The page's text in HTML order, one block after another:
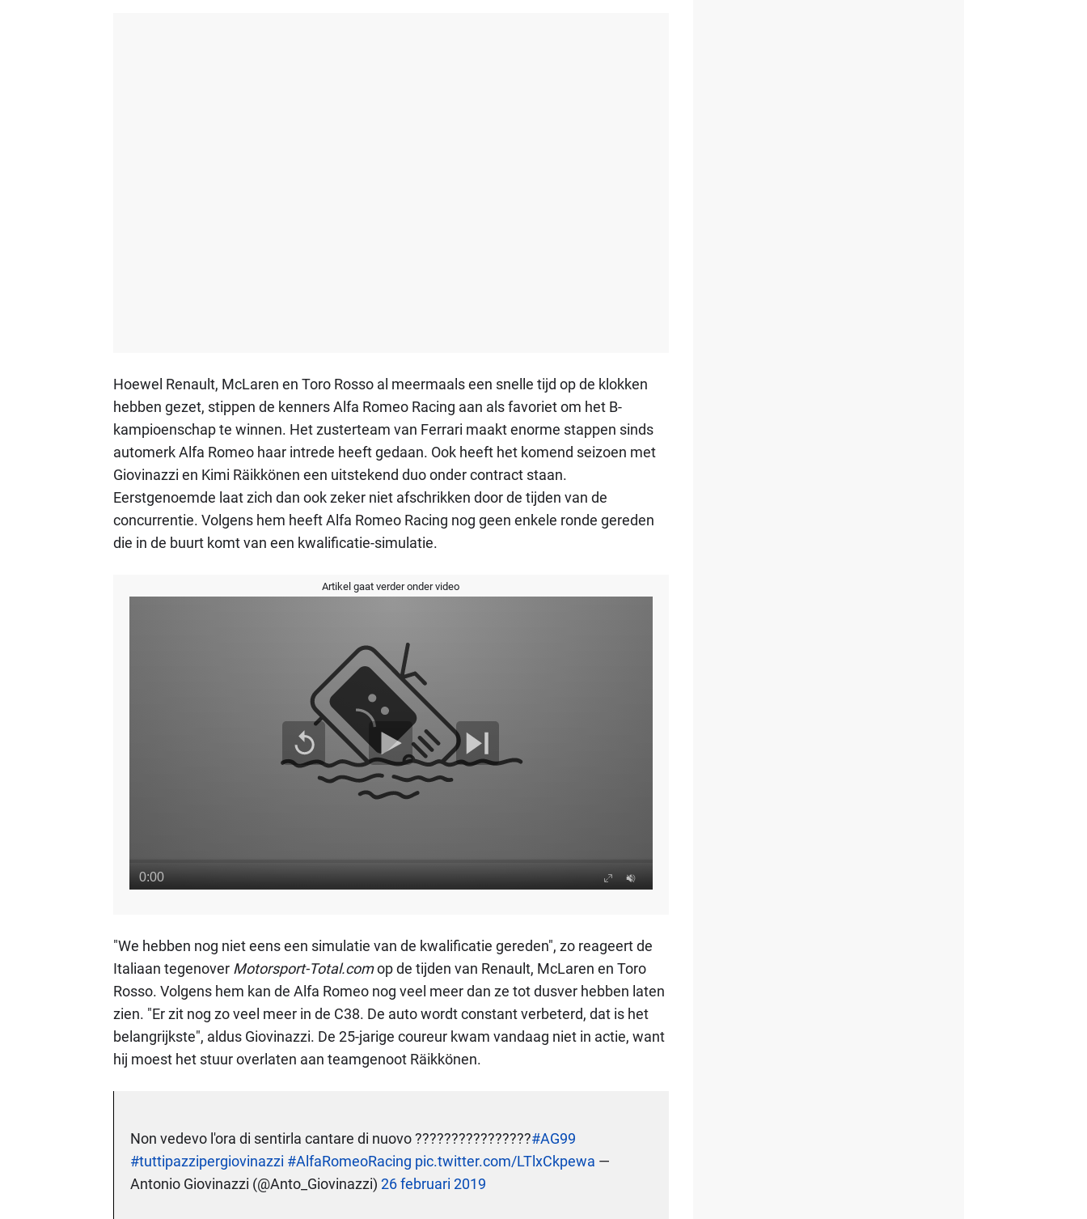
Hoewel Renault, McLaren en Toro Rosso al meermaals een snelle tijd op de klokken
hebben gezet, stippen de kenners Alfa Romeo Racing aan als favoriet om het B-
kampioenschap te winnen. Het zusterteam van Ferrari maakt enorme stappen sinds
automerk Alfa Romeo haar intrede heeft gedaan. Ook heeft het komend seizoen met
Giovinazzi en Kimi Räikkönen een uitstekend duo onder contract staan.
Eerstgenoemde laat zich dan ook zeker niet afschrikken door de tijden van de
concurrentie. Volgens hem heeft Alfa Romeo Racing nog geen enkele ronde gereden
die in de buurt komt van een kwalificatie-simulatie.
Artikel gaat verder onder video
"We hebben nog niet eens een simulatie van de kwalificatie gereden", zo reageert de
Italiaan tegenover Motorsport-Total.comop de tijden van Renault, McLaren en Toro
Rosso. Volgens hem kan de Alfa Romeo nog veel meer dan ze tot dusver hebben laten
zien. "Er zit nog zo veel meer in de C38. De auto wordt constant verbeterd, dat is het
belangrijkste", aldus Giovinazzi. De 25-jarige coureur kwam vandaag niet in actie, want
hij moest het stuur overlaten aan teamgenoot Räikkönen.
Non vedevo l'ora di sentirla cantare di nuovo ????????????????#AG99
#tuttipazzipergiovinazzi #AlfaRomeoRacing pic.twitter.com/LTlxCkpewa —
Antonio Giovinazzi (@Anto_Giovinazzi) 26 februari 2019